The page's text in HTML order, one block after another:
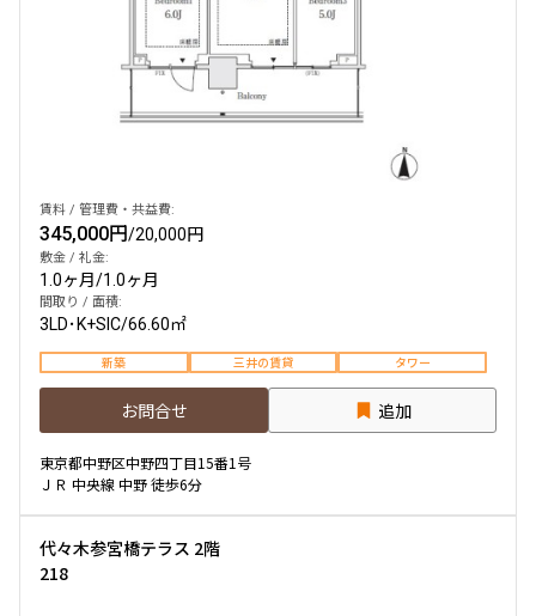
賃料 / 管理費・共益費:
345,000円/20,000円
敷金 / 礼金:
1.0ヶ月/1.0ヶ月
間取り / 面積:
3LD･K+SIC/66.60㎡
新築 三井の賃貸 タワー
お問合せ 追加
東京都中野区中野四丁目15番1号
ＪＲ 中央線 中野 徒歩6分
代々木参宮橋テラス 2階
218